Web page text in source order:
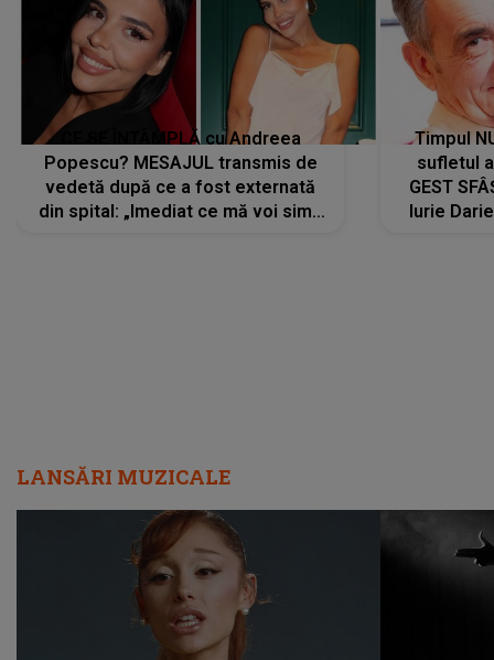
CE SE ÎNTÂMPLĂ cu Andreea
Popescu? MESAJUL transmis de
vedetă după ce a fost externată
din spital: „Imediat ce mă voi simți
Timpul
sufletul
GEST
Iurie
LANSĂRI MUZICALE